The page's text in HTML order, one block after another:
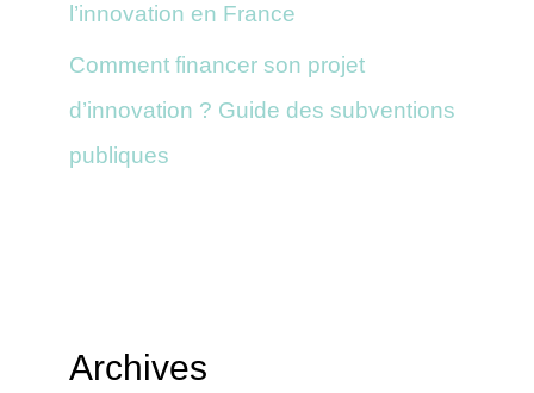
l’innovation en France
Comment financer son projet
d’innovation ? Guide des subventions
publiques
Archives